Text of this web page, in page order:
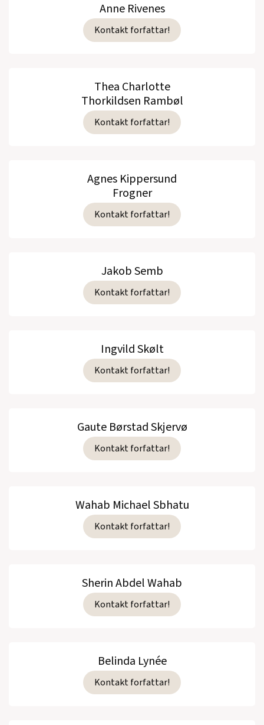
Anne Rivenes
Kontakt forfattar!
Thea Charlotte
Thorkildsen Rambøl
Kontakt forfattar!
Agnes Kippersund
Frogner
Kontakt forfattar!
Jakob Semb
Kontakt forfattar!
Ingvild Skølt
Kontakt forfattar!
Gaute Børstad Skjervø
Kontakt forfattar!
Wahab Michael Sbhatu
Kontakt forfattar!
Sherin Abdel Wahab
Kontakt forfattar!
Belinda Lynée
Kontakt forfattar!